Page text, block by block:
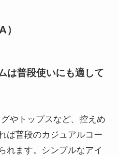
は普段使いにも適して
やトップスなど、控えめ
ば普段のカジュアルコー
れます。シンプルなアイ